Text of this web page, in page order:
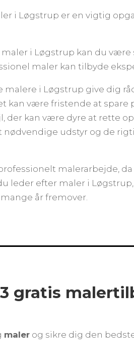
i Løgstrup er en vigtig
i Løgstrup kan du være
maler kan tilbyde
malere i Løgstrup give dig
kan være fristende at
der kan være dyre at rette
nødvendige udstyr og de
malerarbejde,
leder efter maler i
år fremover.
gratis
malerog sikre dig den